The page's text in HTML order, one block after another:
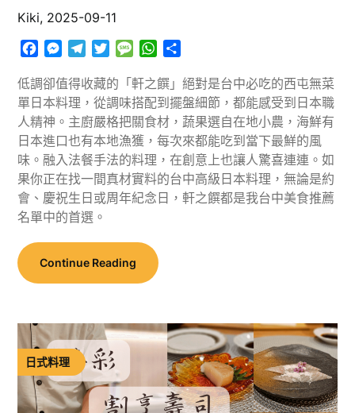
Kiki, 2025-09-11
Facebook
Messenger
TelegramTwitterMessageWhatsApp
低調卻值得收藏的「軒之饌」絕對是台中必吃的西屯無菜
單日本料理，從調味搭配到擺盤細節，都能感受到日本職
人精神。主廚嚴格把關食材，蔬果選自在地小農，海鮮有
日本進口也有本地漁獲，每次來都能吃到當下最鮮的風
味。融入法餐手法的料理，在創意上也讓人驚喜連連。如
果你正在找一間真材實料的台中高級日本料理，無論是約
會、慶祝生日或周年紀念日，軒之饌都是我台中美食推薦
名單中的首選。
Continue Reading
日式料理